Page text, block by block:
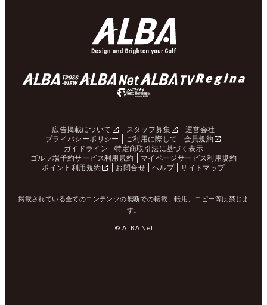
広告掲載について スタッフ募集
運営会社
プライバシーポリシー
ご利用に際して
会員規約
ガイドライン
特定商取引法に基づく表示
ゴルフ場予約サービス利用規約
マイページサービス利用規約
ポイント利用規約
お問合せ ヘルプ サイトマップ
掲載されている全てのコンテンツの無断での転載、転用、コピー等は禁じま
す。
© ALBA Net